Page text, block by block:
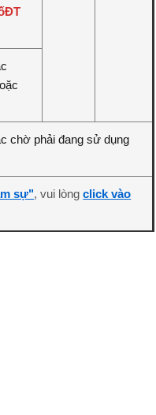
chờ phải đang sử dụng
sự", vui lòngclick vào